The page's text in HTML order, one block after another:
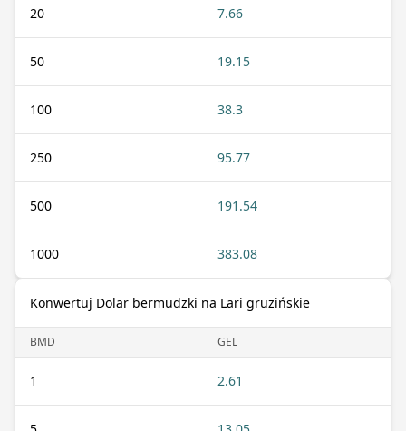
20 7.66
50 19.15
100 38.3
250 95.77
500 191.54
1000 383.08
Konwertuj Dolar bermudzki na Lari gruzińskie
BMD GEL
1 2.61